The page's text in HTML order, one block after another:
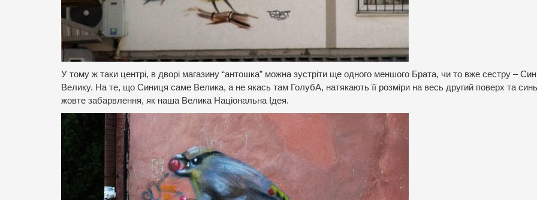
У тому ж таки центрі, в дворі магазину “антошка” можна зустріти ще одного меншого Брата, чи то вже сестру –
Велику. На те, що Синиця саме Велика, а не якась там ГолубА, натякають її розміри на весь другий поверх та
жовте забарвлення, як наша Велика Національна Ідея.